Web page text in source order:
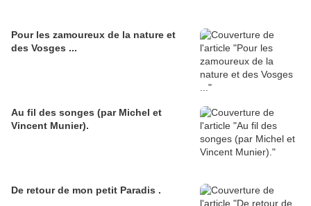
Pour les zamoureux de la nature et
des Vosges ...
Au fil des songes (par Michel et
Vincent Munier).
De retour de mon petit Paradis .